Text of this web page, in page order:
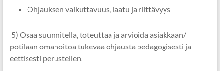
Ohjauksen vaikuttavuus, laatu ja riittävyys
5) Osaa suunnitella, toteuttaa ja arvioida asiakkaan/
potilaan omahoitoa tukevaa ohjausta pedagogisesti ja
eettisesti perustellen.